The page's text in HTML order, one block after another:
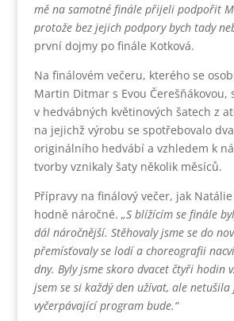
mě na samotné finále přijeli podpořit
protože bez jejich podpory bych tady
první dojmy po finále Kotková.
Na finálovém večeru, kterého se
Martin Ditmar s Evou Čerešňákovou,
v hedvábných květinových šatech z
na jejichž výrobu se spotřebovalo
originálního hedvábí a vzhledem k
tvorby vznikaly šaty několik měsíců.
Přípravy na finálový večer, jak
hodně náročné. „S blížícím se finále
dál náročnější. Stěhovaly jsme se do
přemísťovaly se lodí a choreografii
dny. Byly jsme skoro dvacet čtyři hodin
jsem se si každý den užívat, ale netušila
vyčerpávající program bude.“